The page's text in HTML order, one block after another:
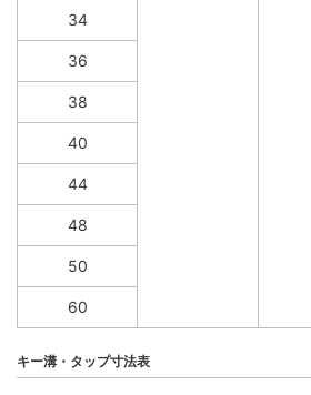
34
36
38
40
44
48
50
60
キー溝・タップ寸法表